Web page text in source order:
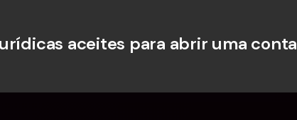
aceites para abrir uma conta